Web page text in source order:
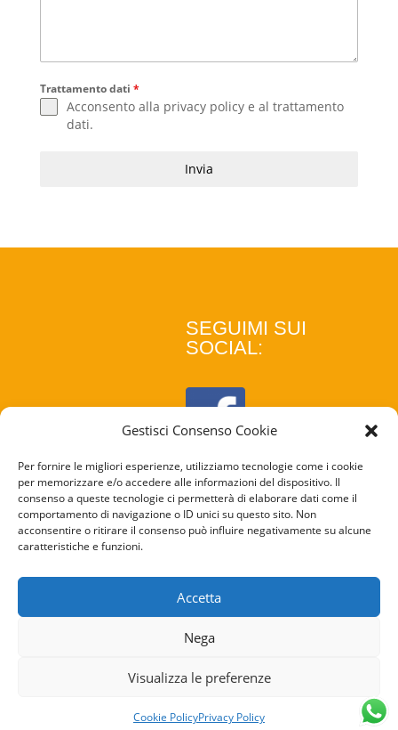
Gestisci Consenso Cookie
Per fornire le migliori esperienze, utilizziamo tecnologie come i cookie
per memorizzare e/o accedere alle informazioni del dispositivo. Il
consenso a queste tecnologie ci permetterà di elaborare dati come il
comportamento di navigazione o ID unici su questo sito. Non
acconsentire o ritirare il consenso può influire negativamente su alcune
caratteristiche e funzioni.
Accetta
Nega
Visualizza le preferenze
Cookie PolicyPrivacy Policy
Trattamento dati *
Acconsento alla privacy policye al trattamento
dati.
Invia
SEGUIMI SUI
SOCIAL:
COOKIE
POLICY
PRIVACY